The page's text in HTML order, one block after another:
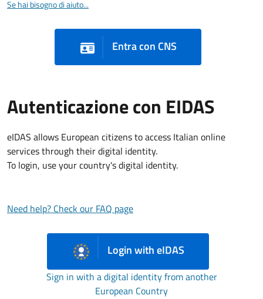
Se hai bisogno di aiuto...
Entra con CNS
Autenticazione con EIDAS
eIDAS allows European citizens to access Italian online
services through their digital identity.
To login, use your country's digital identity.
Need help? Check our FAQ page
Login with eIDAS
Sign in with a digital identity from another
European Country